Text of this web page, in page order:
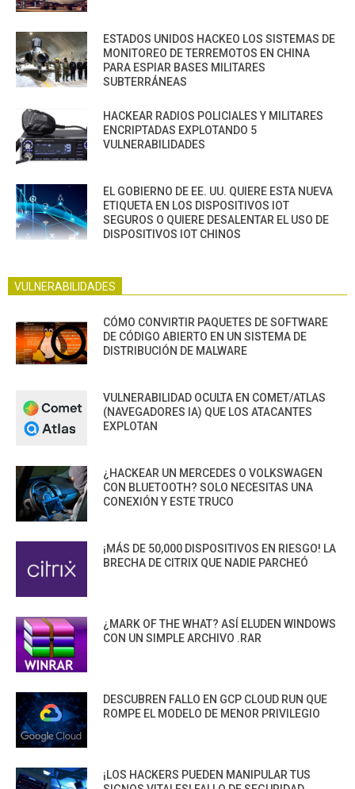
ESTADOS UNIDOS HACKEO LOS SISTEMAS DE
MONITOREO DE TERREMOTOS EN CHINA
PARA ESPIAR BASES MILITARES
SUBTERRÁNEAS
HACKEAR RADIOS POLICIALES Y MILITARES
ENCRIPTADAS EXPLOTANDO 5
VULNERABILIDADES
EL GOBIERNO DE EE. UU. QUIERE ESTA NUEVA
ETIQUETA EN LOS DISPOSITIVOS IOT
SEGUROS O QUIERE DESALENTAR EL USO DE
DISPOSITIVOS IOT CHINOS
VULNERABILIDADES
CÓMO CONVIRTIR PAQUETES DE SOFTWARE
DE CÓDIGO ABIERTO EN UN SISTEMA DE
DISTRIBUCIÓN DE MALWARE
VULNERABILIDAD OCULTA EN COMET/ATLAS
(NAVEGADORES IA) QUE LOS ATACANTES
EXPLOTAN
¿HACKEAR UN MERCEDES O VOLKSWAGEN
CON BLUETOOTH? SOLO NECESITAS UNA
CONEXIÓN Y ESTE TRUCO
¡MÁS DE 50,000 DISPOSITIVOS EN RIESGO! LA
BRECHA DE CITRIX QUE NADIE PARCHEÓ
¿MARK OF THE WHAT? ASÍ ELUDEN WINDOWS
CON UN SIMPLE ARCHIVO .RAR
DESCUBREN FALLO EN GCP CLOUD RUN QUE
ROMPE EL MODELO DE MENOR PRIVILEGIO
¡LOS HACKERS PUEDEN MANIPULAR TUS